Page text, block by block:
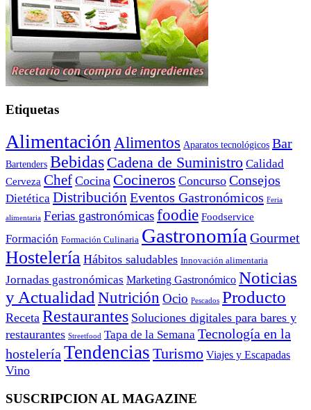
Etiquetas
Alimentación Alimentos Aparatos tecnológicos Bar
Bartenders Bebidas Cadena de Suministro Calidad
Cerveza Chef Cocina Cocineros Concurso Consejos
Dietética Distribución Eventos Gastronómicos Feria
alimentaria Ferias gastronómicasfoodie Foodservice
Formación Formación Culinaria Gastronomía Gourmet
Hostelería Hábitos saludables Innovación alimentaria
Jornadas gastronómicas Marketing Gastronómico Noticias
y Actualidad Nutrición Ocio Pescados Producto
Receta Restaurantes Soluciones digitales para bares y
restaurantes Streetfood Tapa de la Semana Tecnología en la
hostelería Tendencias Turismo Viajes y Escapadas
Vino
SUSCRIPCION AL MAGAZINE